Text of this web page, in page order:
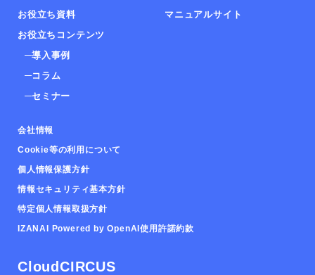
CloudCIRCUS
お役立ち資料
お役立ちコンテンツ
導入事例
コラム
セミナー
マニュアルサイト
会社情報
Cookie等の利用について
個人情報保護方針
情報セキュリティ基本方針
特定個人情報取扱方針
IZANAI Powered by OpenAI使用許諾約款